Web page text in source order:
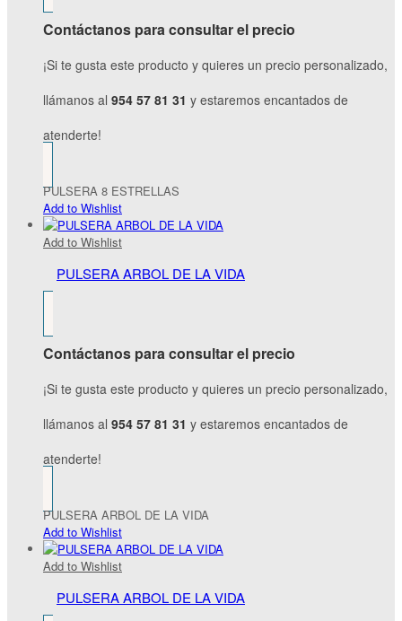
Contáctanos para consultar el precio
¡Si te gusta este producto y quieres un precio personalizado,
llámanos al 954 57 81 31 y estaremos encantados de
atenderte!
PULSERA 8 ESTRELLAS
Add to Wishlist
Add to Wishlist
PULSERA ARBOL DE LA VIDA
Contáctanos para consultar el precio
¡Si te gusta este producto y quieres un precio personalizado,
llámanos al 954 57 81 31 y estaremos encantados de
atenderte!
PULSERA ARBOL DE LA VIDA
Add to Wishlist
Add to Wishlist
PULSERA ARBOL DE LA VIDA